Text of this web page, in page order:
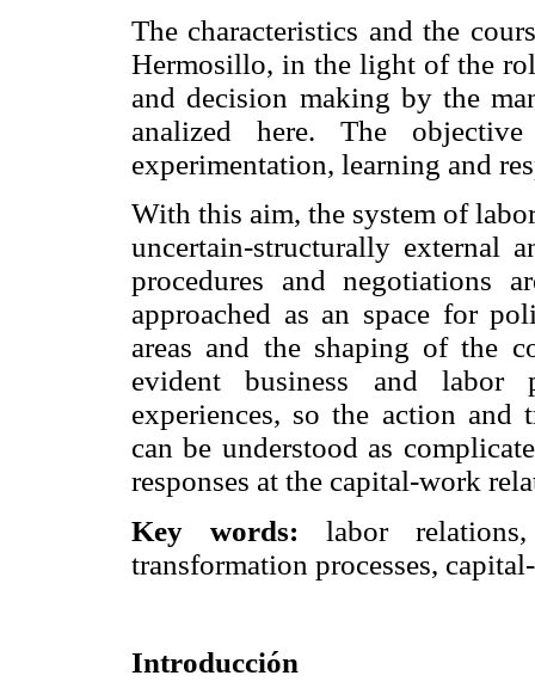
The characteristics and the
Hermosillo, in the light of the
and decision making by the
analized here. The
experimentation, learning and
With this aim, the system of
uncertain-structurally external
procedures and negotiations
approached as an space for
areas and the shaping of the
evident business and labor
experiences, so the action and
can be understood as
responses at the capital-work
Key words: labor
transformation processes,
Introducción